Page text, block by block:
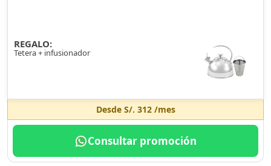
REGALO:
Tetera + infusionador
Desde S/. 312/mes
Consultar promoción